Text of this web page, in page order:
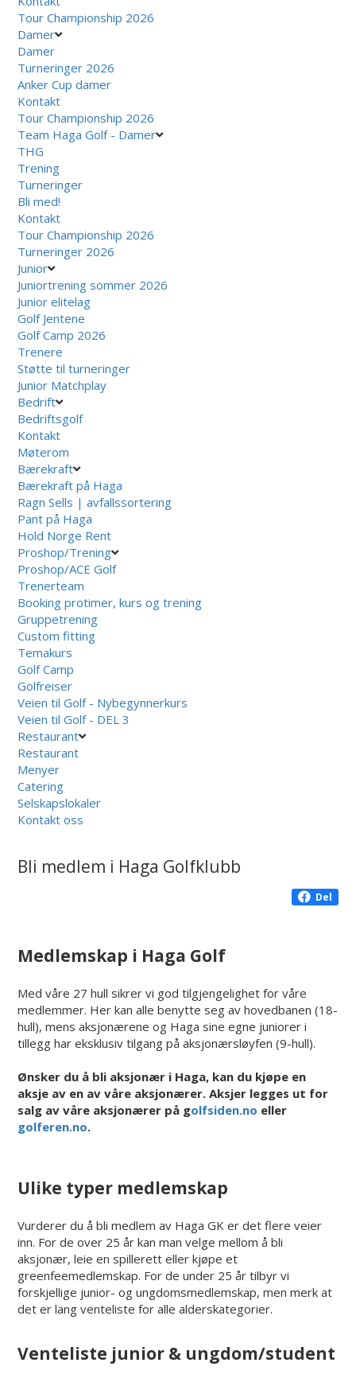
Tour Championship 2026
Damer
Damer
Turneringer 2026
Anker Cup damer
Kontakt
Tour Championship 2026
Team Haga Golf - Damer
THG
Trening
Turneringer
Bli med!
Kontakt
Tour Championship 2026
Turneringer 2026
Junior
Juniortrening sommer 2026
Junior elitelag
Golf Jentene
Golf Camp 2026
Trenere
Støtte til turneringer
Junior Matchplay
Bedrift
Bedriftsgolf
Kontakt
Møterom
Bærekraft
Bærekraft på Haga
Ragn Sells | avfallssortering
Pant på Haga
Hold Norge Rent
Proshop/Trening
Proshop/ACE Golf
Trenerteam
Booking protimer, kurs og trening
Gruppetrening
Custom fitting
Temakurs
Golf Camp
Golfreiser
Veien til Golf - Nybegynnerkurs
Veien til Golf - DEL 3
Restaurant
Restaurant
Menyer
Catering
Selskapslokaler
Kontakt oss
Bli medlem i Haga Golfklubb
Del
Medlemskap i Haga Golf
Med våre 27 hull sikrer vi god tilgjengelighet for våre
medlemmer. Her kan alle benytte seg av hovedbanen (18-
hull), mens aksjonærene og Haga sine egne juniorer i
tillegg har eksklusiv tilgang på aksjonærsløyfen (9-hull).
Ønsker du å bli aksjonær i Haga, kan du kjøpe en
aksje av en av våre aksjonærer. Aksjer legges ut for
salg av våre aksjonærer på golfsiden.no eller
golferen.no.
Ulike typer medlemskap
Vurderer du å bli medlem av Haga GK er det flere veier
inn. For de over 25 år kan man velge mellom å bli
aksjonær, leie en spillerett eller kjøpe et
greenfeemedlemskap. For de under 25 år tilbyr vi
forskjellige junior- og ungdomsmedlemskap, men merk at
det er lang venteliste for alle alderskategorier.
Venteliste junior & ungdom/student